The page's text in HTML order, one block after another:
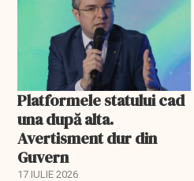
Platformele statului cad
una după alta.
Avertisment dur din
Guvern
17 IULIE 2026